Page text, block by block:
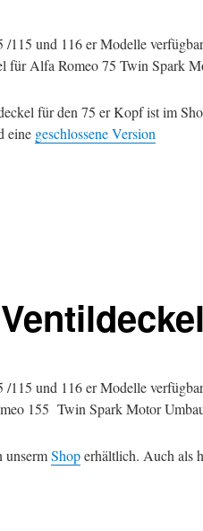
/115 und 116 er Modelle
für Alfa Romeo 75 Twin Spark
für den 75 er Kopf ist im
eine geschlossene Version
/115 und 116 er Modelle
155 Twin Spark Motor
unsermShoperhältlich. Auch als